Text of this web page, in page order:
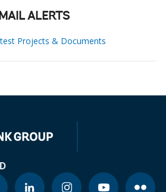
ALERTS
Projects & Documents